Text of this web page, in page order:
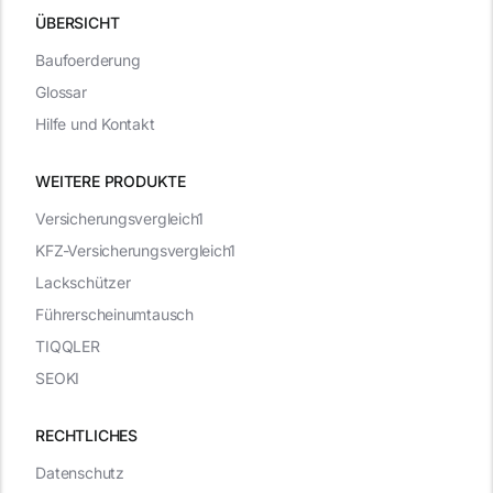
ÜBERSICHT
WEITERE PRODUKTE
Versicherungsvergleich1
KFZ-Versicherungsvergleich1
Lackschützer
Führerscheinumtausch
TIQQLER
SEOKI
RECHTLICHES
Datenschutz
Baufoerderung
Glossar
Hilfe und Kontakt